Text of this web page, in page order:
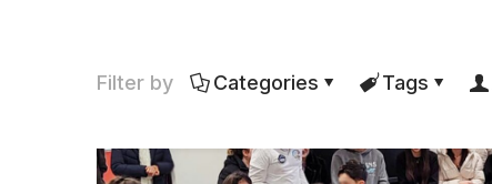
Filter by Categories Tags